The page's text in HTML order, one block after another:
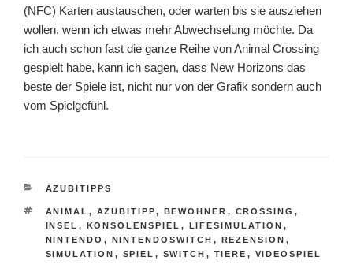
(NFC) Karten austauschen, oder warten bis sie ausziehen
wollen, wenn ich etwas mehr Abwechselung möchte. Da
ich auch schon fast die ganze Reihe von Animal Crossing
gespielt habe, kann ich sagen, dass New Horizons das
beste der Spiele ist, nicht nur von der Grafik sondern auch
vom Spielgefühl.
KATEGORIEN
AZUBITIPPS
SCHLAGWÖRTER
ANIMAL , AZUBITIPP, BEWOHNER , CROSSING ,
INSEL , KONSOLENSPIEL , LIFESIMULATION ,
NINTENDO , NINTENDOSWITCH , REZENSION ,
SIMULATION , SPIEL , SWITCH , TIERE , VIDEOSPIEL